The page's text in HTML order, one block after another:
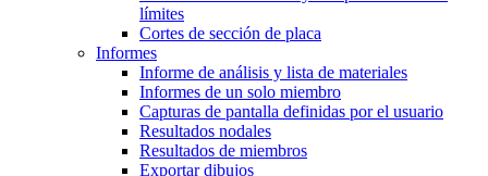
límites
Cortes de sección de placa
Informes
Informe de análisis y lista de materiales
Informes de un solo miembro
Capturas de pantalla definidas por el usuario
Resultados nodales
Resultados de miembros
Exportar dibujos